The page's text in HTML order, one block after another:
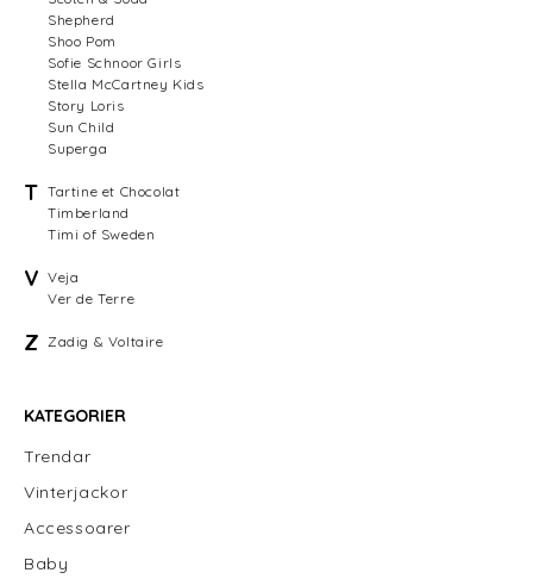
Shepherd
Shoo Pom
Sofie Schnoor Girls
Stella McCartney Kids
Story Loris
Sun Child
Superga
T Tartine et Chocolat
Timberland
Timi of Sweden
V Veja
Ver de Terre
Z Zadig & Voltaire
KATEGORIER
Trendar
Vinterjackor
Accessoarer
Baby